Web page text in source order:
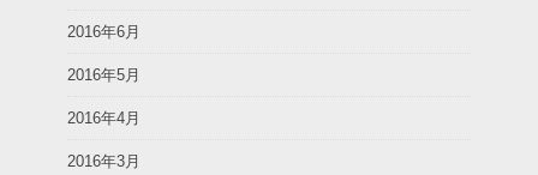
2016年6月
2016年5月
2016年4月
2016年3月